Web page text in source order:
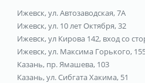
Ижевск, ул. Автозаводская, 7А
Ижевск, ул. 10 лет Октября, 32
Ижевск, ул Кирова 142, вход со
Ижевск, ул. Максима Горького,
Казань, пр. Ямашева, 103
Казань, ул. Сибгата Хакима, 51